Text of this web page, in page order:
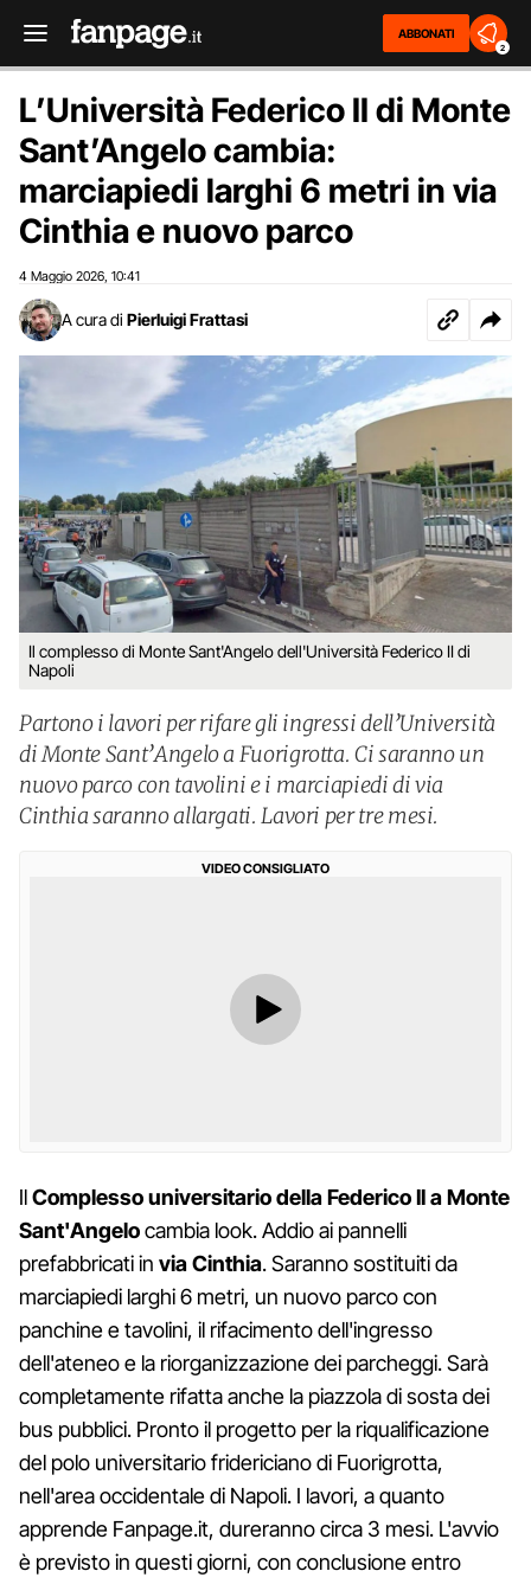
ABBONATI
2
L’Università Federico II di Monte
Sant’Angelo cambia:
marciapiedi larghi 6 metri in via
Cinthia e nuovo parco
4 Maggio 2026 10:41
A cura di Pierluigi Frattasi
Il complesso di Monte Sant'Angelo dell'Università Federico II di
Napoli
Partono i lavori per rifare gli ingressi dell’Università
di Monte Sant’Angelo a Fuorigrotta. Ci saranno un
nuovo parco con tavolini e i marciapiedi di via
Cinthia saranno allargati. Lavori per tre mesi.
VIDEO CONSIGLIATO
IlComplesso universitario della Federico II a Monte
Sant'Angelocambia look. Addio ai pannelli
prefabbricati in via Cinthia. Saranno sostituiti da
marciapiedi larghi 6 metri, un nuovo parco con
panchine e tavolini, il rifacimento dell'ingresso
dell'ateneo e la riorganizzazione dei parcheggi. Sarà
completamente rifatta anche la piazzola di sosta dei
bus pubblici. Pronto il progetto per la riqualificazione
del polo universitario fridericiano di Fuorigrotta,
nell'area occidentale di Napoli. I lavori, a quanto
apprende Fanpage.it, dureranno circa 3 mesi. L'avvio
è previsto in questi giorni, con conclusione entro